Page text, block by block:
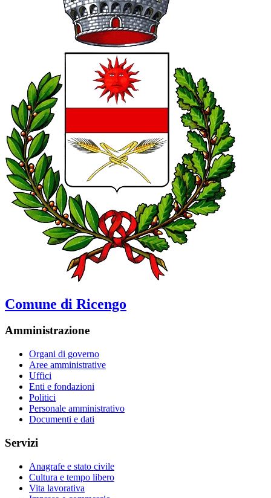
Comune di Ricengo
Amministrazione
Organi di governo
Aree amministrative
Uffici
Enti e fondazioni
Politici
Personale amministrativo
Documenti e dati
Servizi
Anagrafe e stato civile
Cultura e tempo libero
Vita lavorativa